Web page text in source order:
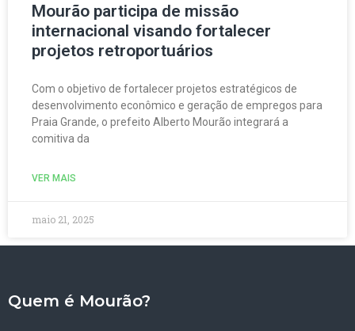
Mourão participa de missão
internacional visando fortalecer
projetos retroportuários
Com o objetivo de fortalecer projetos estratégicos de
desenvolvimento econômico e geração de empregos para
Praia Grande, o prefeito Alberto Mourão integrará a
comitiva da
VER MAIS
maio 21, 2025
Quem é Mourão?